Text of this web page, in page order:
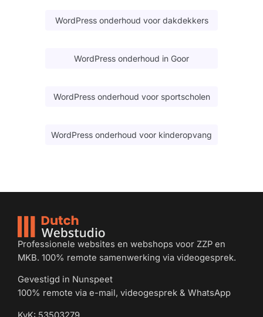
WordPress onderhoud voor dakdekkers
WordPress onderhoud in Goor
WordPress onderhoud voor sportscholen
WordPress onderhoud voor kinderopvang
Professionele websites en webshops voor ZZP en
MKB. 100% remote samenwerking via videogesprek.
Gevestigd in Nunspeet
100% remote via e-mail, videogesprek & WhatsApp